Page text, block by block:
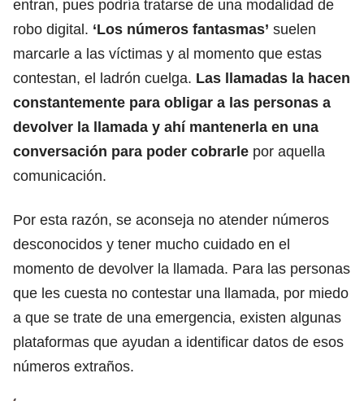
entran, pues podría tratarse de una modalidad de
robo digital. ‘Los números fantasmas’ suelen
marcarle a las víctimas y al momento que estas
contestan, el ladrón cuelga. Las llamadas la hacen
constantemente para obligar a las personas a
devolver la llamada y ahí mantenerla en una
conversación para poder cobrarle por aquella
comunicación.
Por esta razón, se aconseja no atender números
desconocidos y tener mucho cuidado en el
momento de devolver la llamada. Para las personas
que les cuesta no contestar una llamada, por miedo
a que se trate de una emergencia, existen algunas
plataformas que ayudan a identificar datos de esos
números extraños.